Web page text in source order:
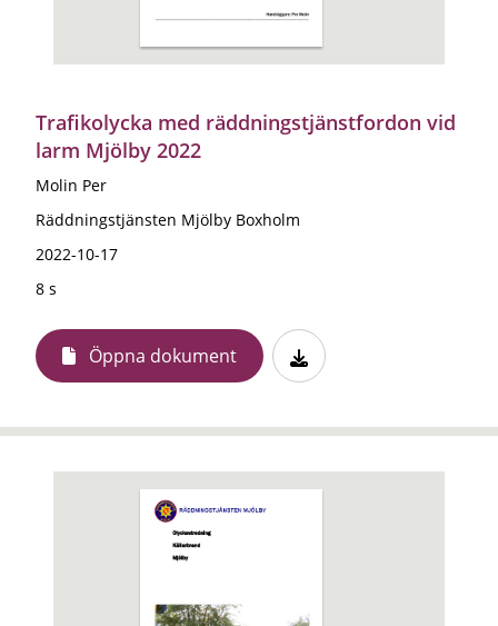
Trafikolycka med räddningstjänstfordon vid
larm Mjölby 2022
Molin Per
Räddningstjänsten Mjölby Boxholm
2022-10-17
8 s
Öppna dokument